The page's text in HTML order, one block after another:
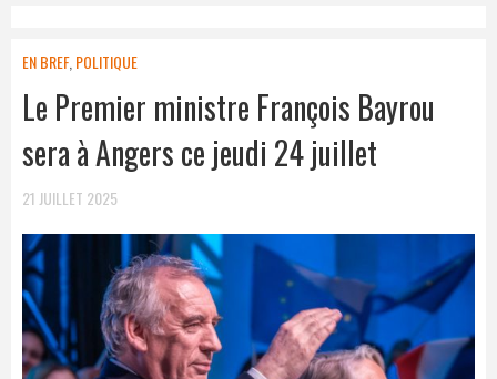
EN BREF, POLITIQUE
Le Premier ministre François Bayrou
sera à Angers ce jeudi 24 juillet
21 JUILLET 2025